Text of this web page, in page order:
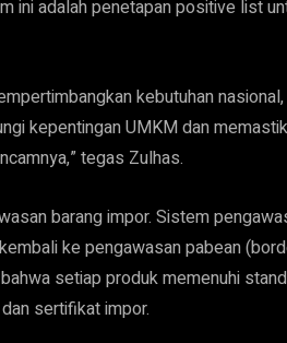
ini adalah penetapan positive list
kebutuhan nasional,
kepentingan UMKM dan
tegas Zulhas.
barang impor. Sistem
ke pengawasan pabean
setiap produk memenuhi
sertifikat impor.